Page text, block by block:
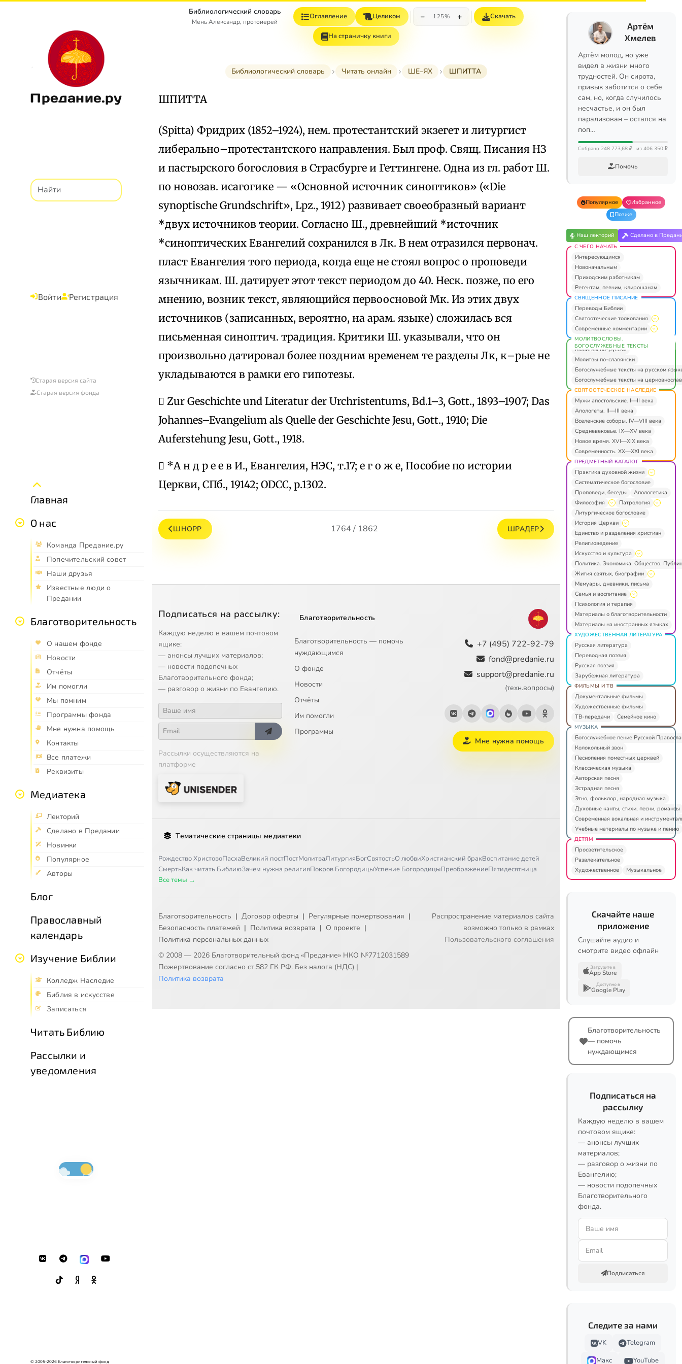
Предание.ру
Войти Регистрация
Старая версия сайта
Старая версия фонда
Главная
О нас
Команда Предание.ру
Попечительский совет
Наши друзья
Известные люди о
Предании
Благотворительность
О нашем фонде
Новости
Отчёты
Им помогли
Мы помним
Программы фонда
Мне нужна помощь
Контакты
Все платежи
Реквизиты
Медиатека
Лекторий
Сделано в Предании
Новинки
Популярное
Авторы
Блог
Православный
календарь
Изучение Библии
Колледж Наследие
Библия в искусстве
Записаться
Читать Библию
Рассылки и
уведомления
© 2005-2026 Благотворительный фонд
Библиологический словарь
Мень Александр, протоиерей
Оглавление Целиком − 125% + Скачать
На страничку книги
Библиологический словарь Читать онлайн ШЕ–ЯХ ШПИТТА
ШПИТТА
(Spitta) Фридрих (1852–1924), нем. протестантский экзегет и литургист
либерально–протестантского направления. Был проф. Свящ. Писания НЗ
и пастырского богословия в Страсбурге и Геттингене. Одна из гл. работ Ш.
по новозав. исагогике — «Основной источник синоптиков» («Die
synoptische Grundschrift», Lpz., 1912) развивает своеобразный вариант
*двух источников теории. Согласно Ш., древнейший *источник
*синоптических Евангелий сохранился в Лк. В нем отразился первонач.
пласт Евангелия того периода, когда еще не стоял вопрос о проповеди
язычникам. Ш. датирует этот текст периодом до 40. Неск. позже, по его
мнению, возник текст, являющийся первоосновой Мк. Из этих двух
источников (записанных, вероятно, на арам. языке) сложилась вся
письменная синоптич. традиция. Критики Ш. указывали, что он
произвольно датировал более поздним временем те разделы Лк, к–рые не
укладываются в рамки его гипотезы.
 Zur Geschichte und Literatur der Urchristentums, Bd.1–3, Gott., 1893–1907; Das
Johannes–Evangelium als Quelle der Geschichte Jesu, Gott., 1910; Die
Auferstehung Jesu, Gott., 1918.
 *А н д р е е в И., Евангелия, НЭС, т.17; е г о ж e, Пocoбие по истории
Церкви, СПб., 19142; ОDСС, р.1302.
ШНОРР 1764 / 1862 ШРАДЕР
Подписаться на рассылку:
Каждую неделю в вашем почтовом
ящике:
— анонсы лучших материалов;
— новости подопечных
Благотворительного фонда;
— разговор о жизни по Евангелию.
Рассылки осуществляются на
платформе
Благотворительность
Благотворительность — помочь
нуждающимся
О фонде
Новости
Отчёты
Им помогли
Программы
+7 (495) 722-92-79
fond@predanie.ru
support@predanie.ru
(техн.вопросы)
Мне нужна помощь
Тематические страницы медиатеки
Рождество ХристовоПасхаВеликий постПостМолитваЛитургияБогСвятостьО любвиХристианский бракВоспитание детей
СмертьКак читать БиблиюЗачем нужна религияПокров БогородицыУспение БогородицыПреображениеПятидесятница
Все темы →
Благотворительность | Договор оферты | Регулярные пожертвования |
Безопасность платежей | Политика возврата | О проекте |
Политика персональных данных
© 2008 — 2026 Благотворительный фонд «Предание» НКО №7712031589
Пожертвование согласно ст.582 ГК РФ. Без налога (НДС) |
Политика возврата
Распространение материалов сайта
возможно только в рамках
Пользовательского соглашения
Артём
Хмелев
Артём молод, но уже
видел в жизни много
трудностей. Он сирота,
привык заботится о себе
сам, но, когда случилось
несчастье, и он был
парализован – остался на
поп…
Собрано 248 773,68 ₽ из 406 350 ₽
Помочь
Популярное
Избранное
Позже
Наш лекторий Сделано в
С ЧЕГО НАЧАТЬ
Интересующимся
Новоначальным
Приходским работникам
Регентам, певчим, клирошанам
СВЯЩЕННОЕ ПИСАНИЕ
Переводы Библии
Святоотеческие толкования
Современные комментарии
МОЛИТВОСЛОВЫ.
БОГОСЛУЖЕБНЫЕ ТЕКСТЫ
Молитвы по-русски
Молитвы по-славянски
Богослужебные тексты на русском
Богослужебные тексты на
СВЯТООТЕЧЕСКОЕ НАСЛЕДИЕ
Мужи апостольские. I—II века
Апологеты. II—III века
Вселенские соборы. IV—VIII века
Средневековье. IX—XV века
Новое время. XVI—XIX века
Современность. XX—XXI века
ПРЕДМЕТНЫЙ КАТАЛОГ
Практика духовной жизни
Систематическое богословие
Проповеди, беседы
Апологетика
Философия
Патрология
Литургическое богословие
История Церкви
Единство и разделения христиан
Религиоведение
Искусство и культура
Политика. Экономика. Общество.
Жития святых, биографии
Мемуары, дневники, письма
Семья и воспитание
Психология и терапия
Материалы о благотворительности
Материалы на иностранных языках
ХУДОЖЕСТВЕННАЯ ЛИТЕРАТУРА
Русская литература
Переводная поэзия
Русская поэзия
Зарубежная литература
ФИЛЬМЫ И ТВ
Документальные фильмы
Художественные фильмы
ТВ-передачи
Семейное кино
МУЗЫКА
Богослужебное пение Русской
Колокольный звон
Песнопения поместных церквей
Классическая музыка
Авторская песня
Эстрадная песня
Этно, фольклор, народная музыка
Духовные канты, стихи, песни, романсы
Современная вокальная и
Учебные материалы по музыке и пению
ДЕТЯМ
Просветительское
Развлекательное
Художественное
Музыкальное
Скачайте наше
приложение
Слушайте аудио и
смотрите видео офлайн
Загрузите в
App Store
Доступно в
Google Play
Благотворительность
— помочь
нуждающимся
Подписаться на
рассылку
Каждую неделю в вашем
почтовом ящике:
— анонсы лучших
материалов;
— разговор о жизни по
Евангелию;
— новости подопечных
Благотворительного
фонда.
Подписаться
Следите за нами
VK
Telegram
Макс
YouTube